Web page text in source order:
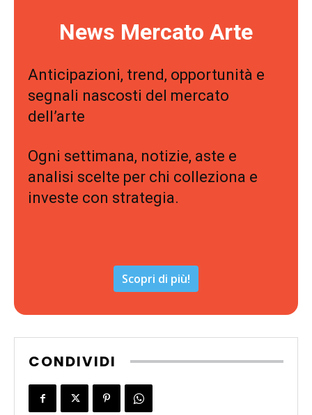
News Mercato Arte
Anticipazioni, trend, opportunità e
segnali nascosti del mercato
dell’arte
Ogni settimana, notizie, aste e
analisi scelte per chi colleziona e
investe con strategia.
Scopri di più!
CONDIVIDI